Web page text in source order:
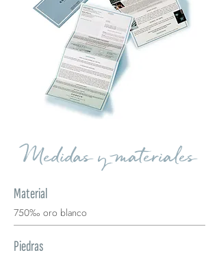
Medidas y materiales
Material
750‰ oro blanco
Piedras